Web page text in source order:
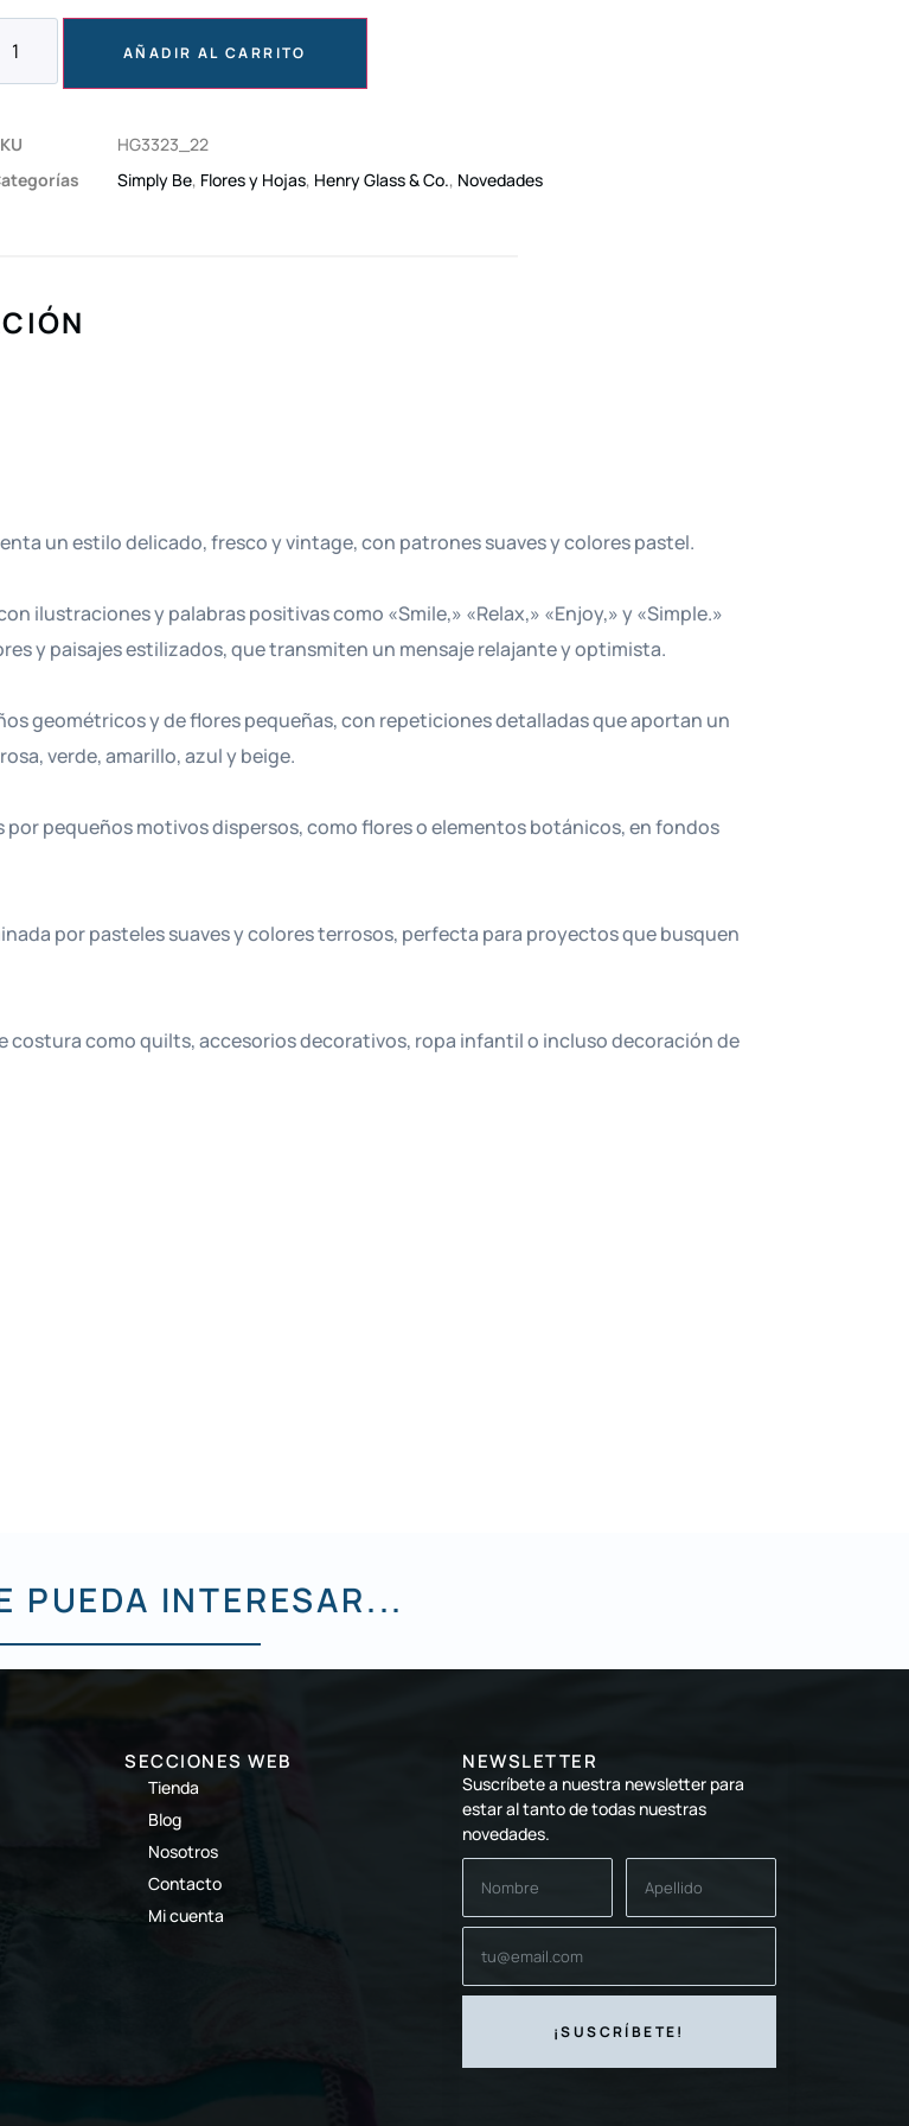
AÑADIR AL CARRITO
HG3323_22
Simply Be, Flores y Hojas, Henry Glass & Co., Novedades
un estilo delicado, fresco y vintage, con patrones suaves y colores pastel.
ilustraciones y palabras positivas como «Smile,» «Relax,» «Enjoy,» y «Simple.»
y paisajes estilizados, que transmiten un mensaje relajante y optimista.
geométricos y de flores pequeñas, con repeticiones detalladas que aportan un
verde, amarillo, azul y beige.
pequeños motivos dispersos, como flores o elementos botánicos, en fondos
por pasteles suaves y colores terrosos, perfecta para proyectos que busquen
costura como quilts, accesorios decorativos, ropa infantil o incluso decoración de
PUEDA INTERESAR...
SECCIONES WEB
Tienda
Blog
Nosotros
Contacto
Mi cuenta
NEWSLETTER
Suscríbete a nuestra newsletter para
estar al tanto de todas nuestras
novedades.